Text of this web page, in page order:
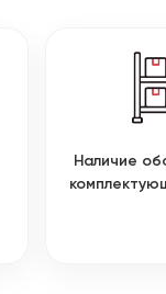
Наличие